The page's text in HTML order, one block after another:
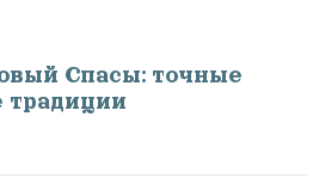
Спасы: точные
традиции